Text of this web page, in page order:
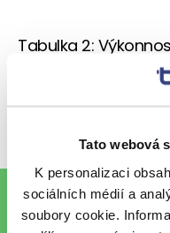
Tato webová
K personalizaci
sociálních médií a
soubory cookie.
Tabulka 2:
v posledním týdnu
To nejlepší z